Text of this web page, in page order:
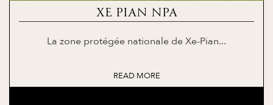
XE PIAN NPA
La zone protégée nationale de Xe-Pian...
READ MORE